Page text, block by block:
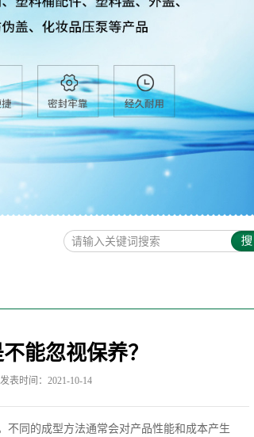
能忽视保养？
发表时间：2021-10-14
不同的成型方法通常会对产品性能和成本产生